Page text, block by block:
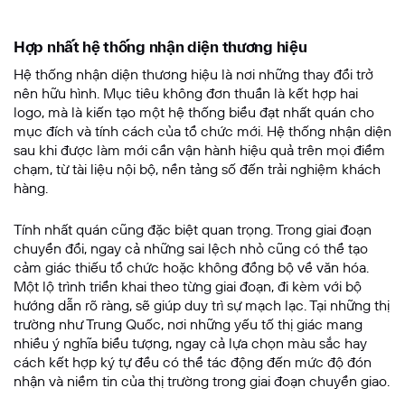
Hợp nhất hệ thống nhận diện thương hiệu
Hệ thống nhận diện thương hiệu là nơi những thay đổi trở
nên hữu hình. Mục tiêu không đơn thuần là kết hợp hai
logo, mà là kiến tạo một hệ thống biểu đạt nhất quán cho
mục đích và tính cách của tổ chức mới. Hệ thống nhận diện
sau khi được làm mới cần vận hành hiệu quả trên mọi điểm
chạm, từ tài liệu nội bộ, nền tảng số đến trải nghiệm khách
hàng.
Tính nhất quán cũng đặc biệt quan trọng. Trong giai đoạn
chuyển đổi, ngay cả những sai lệch nhỏ cũng có thể tạo
cảm giác thiếu tổ chức hoặc không đồng bộ về văn hóa.
Một lộ trình triển khai theo từng giai đoạn, đi kèm với bộ
hướng dẫn rõ ràng, sẽ giúp duy trì sự mạch lạc. Tại những thị
trường như Trung Quốc, nơi những yếu tố thị giác mang
nhiều ý nghĩa biểu tượng, ngay cả lựa chọn màu sắc hay
cách kết hợp ký tự đều có thể tác động đến mức độ đón
nhận và niềm tin của thị trường trong giai đoạn chuyển giao.